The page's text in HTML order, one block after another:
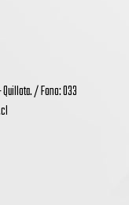
Quillota. / Fono: 033